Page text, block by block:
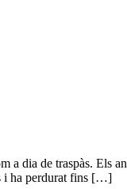
dia de traspàs. Els
i ha perdurat fins […]